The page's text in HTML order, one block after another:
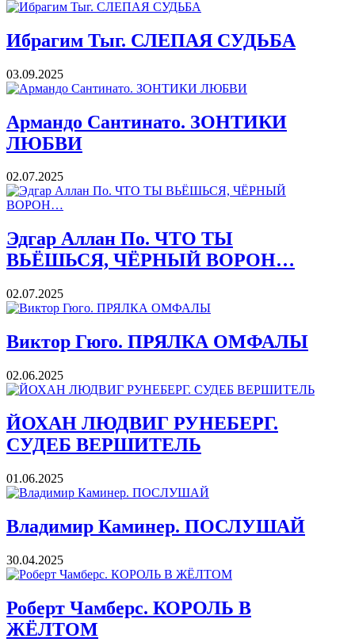
Ибрагим Тыг. СЛЕПАЯ СУДЬБА
03.09.2025
Армандо Сантинато. ЗОНТИКИ
ЛЮБВИ
02.07.2025
Эдгар Аллан По. ЧТО ТЫ
ВЬЁШЬСЯ, ЧЁРНЫЙ ВОРОН…
02.07.2025
Виктор Гюго. ПРЯЛКА ОМФАЛЫ
02.06.2025
ЙОХАН ЛЮДВИГ РУНЕБЕРГ.
СУДЕБ ВЕРШИТЕЛЬ
01.06.2025
Владимир Каминер. ПОСЛУШАЙ
30.04.2025
Роберт Чамберс. КОРОЛЬ В
ЖЁЛТОМ